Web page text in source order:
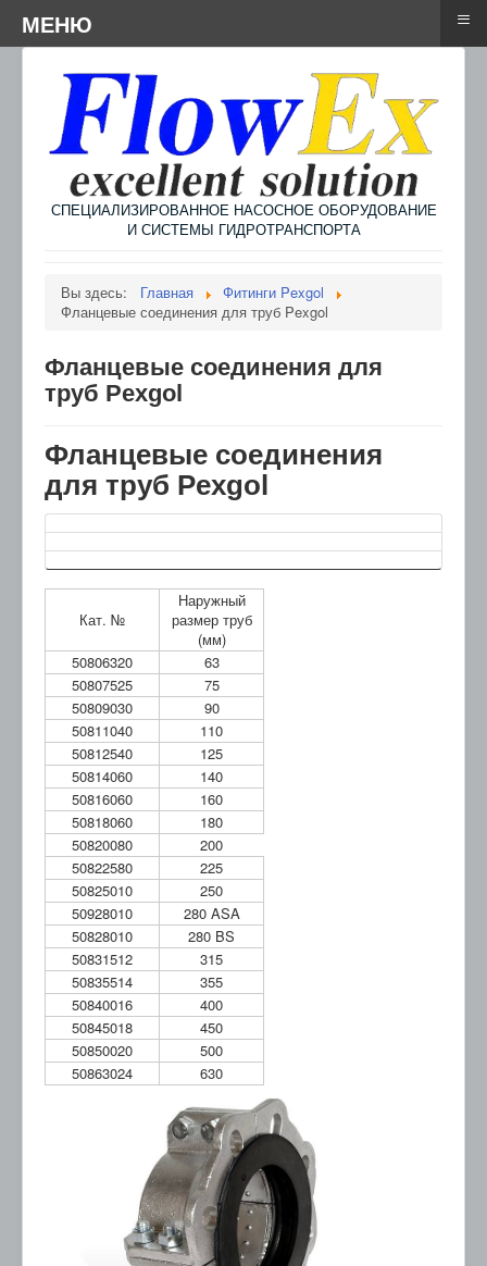
СПЕЦИАЛИЗИРОВАННОЕ НАСОСНОЕ ОБОРУДОВАНИЕ
И СИСТЕМЫ ГИДРОТРАНСПОРТА
Вы здесь: Главная
Фитинги Pexgol
Фланцевые соединения для труб Pexgol
Фланцевые соединения для
труб Pexgol
Фланцевые соединения
для труб Pexgol
Кат. №
Наружный
размер труб
(мм)
50806320
63
50807525
75
50809030
90
50811040
110
50812540
125
50814060
140
50816060
160
50818060
180
50820080
200
50822580
225
50825010
250
50928010
280 ASA
50828010
280 BS
50831512
315
50835514
355
50840016
400
50845018
450
50850020
500
50863024
630
Menu ≡
МЕНЮ ≡